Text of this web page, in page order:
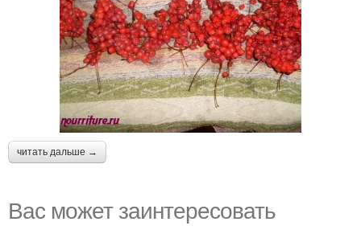
читать дальше →
Вас может заинтересовать